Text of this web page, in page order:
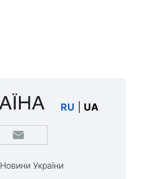
RU UA
Новини України